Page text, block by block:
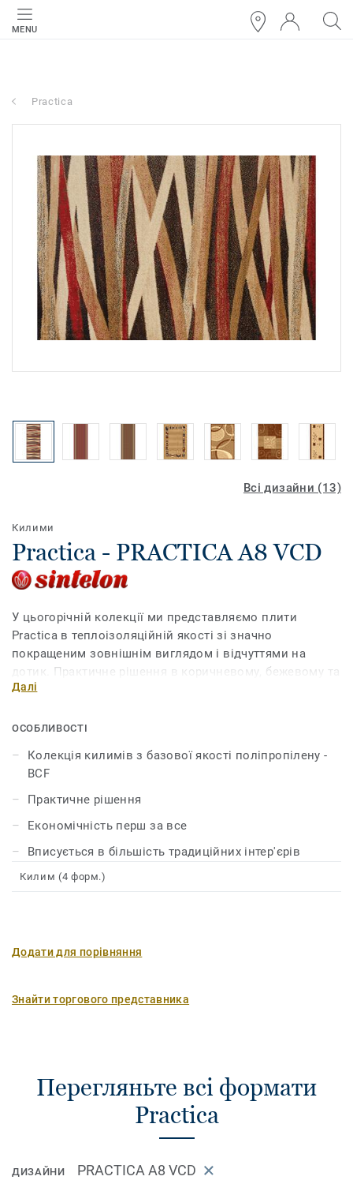
MENU
Practica
Всі дизайни (13)
Килими
Practica - PRACTICA A8 VCD
У цьогорічній колекції ми представляємо плити
Practica в теплоізоляційній якості зі значно
покращеним зовнішнім виглядом і відчуттями на
дотик. Практичне рішення в коричневому, бежевому та
червоному кольорах. Асортимент традиційних
більшості традиційних інтер'єрів
Далі
ОСОБЛИВОСТІ
Колекція килимів з базової якості поліпропілену -
BCF
Практичне рішення
Економічність перш за все
Вписується в більшість традиційних інтер'єрів
Килим (4 форм.)
Додати для порівняння
Знайти торгового представника
Перегляньте всі формати
Practica
ДИЗАЙНИ PRACTICA A8 VCD